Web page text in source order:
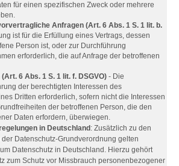
für einen spezifischen Zweck oder mehrere
Anfragen (Art. 6 Abs. 1 S. 1 lit. b.
ist für die Erfüllung eines Vertrags, dessen
Person ist, oder zur Durchführung
erforderlich, die auf Anfrage der betroffenen
6 Abs. 1 S. 1 lit. f. DSGVO) - Die
der berechtigten Interessen des
Dritten erforderlich, sofern nicht die Interessen
der betroffenen Person, die den
Daten erfordern, überwiegen.
in Deutschland : Zusätzlich zu den
Datenschutz-Grundverordnung gelten
Datenschutz in Deutschland. Hierzu gehört
zum Schutz vor Missbrauch personenbezogener